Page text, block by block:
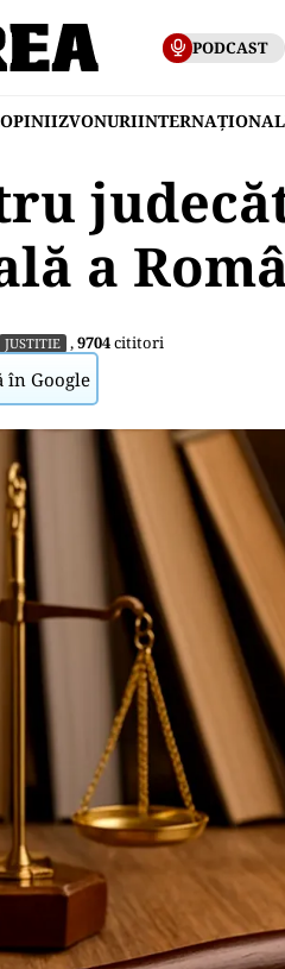
PODCAST
OPINIIZVONURIINTERNAȚIONAL
a
JUSTITIE ,9704cititori
în Google